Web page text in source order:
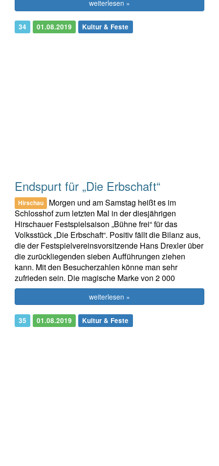
weiterlesen »
34 01.08.2019 Kultur & Feste
Endspurt für „Die Erbschaft“
Hirschau
Morgen und am Samstag heißt es im
Schlosshof zum letzten Mal in der diesjährigen
Hirschauer Festspielsaison „Bühne frei“ für das
Volksstück „Die Erbschaft“. Positiv fällt die Bilanz aus,
die der Festspielvereinsvorsitzende Hans Drexler über
die zurückliegenden sieben Aufführungen ziehen
kann. Mit den Besucherzahlen könne man sehr
zufrieden sein. Die magische Marke von 2 000
weiterlesen »
35 01.08.2019 Kultur & Feste